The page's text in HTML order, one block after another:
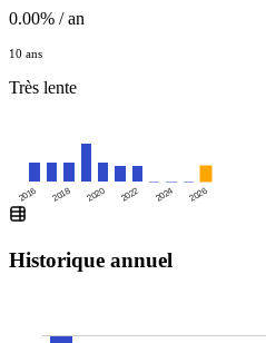
0.00% / an
10 ans
Très lente
2016 2018 2020 2022 2024 2026
Historique annuel